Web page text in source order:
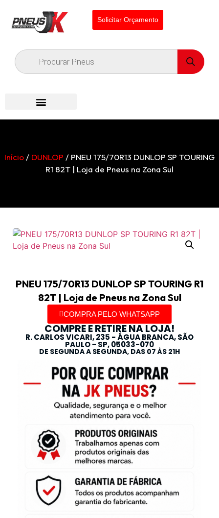
Solicitar Orçamento
Início / DUNLOP / PNEU 175/70R13 DUNLOP SP TOURING
R1 82T | Loja de Pneus na Zona Sul
PNEU 175/70R13 DUNLOP SP TOURING R1
82T | Loja de Pneus na Zona Sul
COMPRA PELO WHATSAPP
COMPRE E RETIRE NA LOJA!
R. CARLOS VICARI, 235 - ÁGUA BRANCA, SÃO
PAULO - SP, 05033-070
DE SEGUNDA A SEGUNDA, DAS 07 ÀS 21H